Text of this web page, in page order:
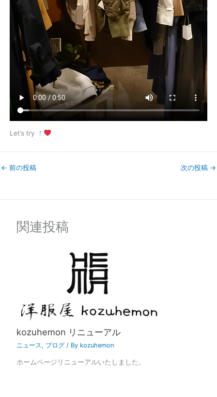
Let’s try ！
← 前の投稿 次の投稿 →
関連投稿
kozuhemon リニューアル
ニュース , ブログ / By kozuhemon
ホームページリニューアルいたしました。